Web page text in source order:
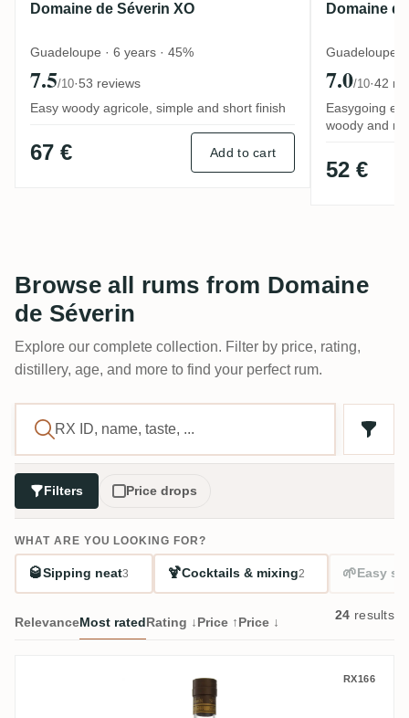
Domaine de Séverin XO
Guadeloupe · 6 years · 45%
7.5/10·53 reviews
Easy woody agricole, simple and short finish
67 € Add to cart
Domaine
Guadeloupe
7.0/10·42
Easygoing
woody and
52 €
Browse all rums from Domaine
de Séverin
Explore our complete collection. Filter by price, rating,
distillery, age, and more to find your perfect rum.
Filters Price drops
WHAT ARE YOU LOOKING FOR?
🥃Sipping neat3 🍹Cocktails & mixing2 🌱Easy
RelevanceMost ratedRating ↓Price ↑Price ↓ 24 results
Domaine de Séverin XO RX166